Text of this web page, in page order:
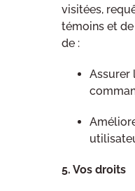
visitées,
témoins et
de :
Assurer
5. Vos droits